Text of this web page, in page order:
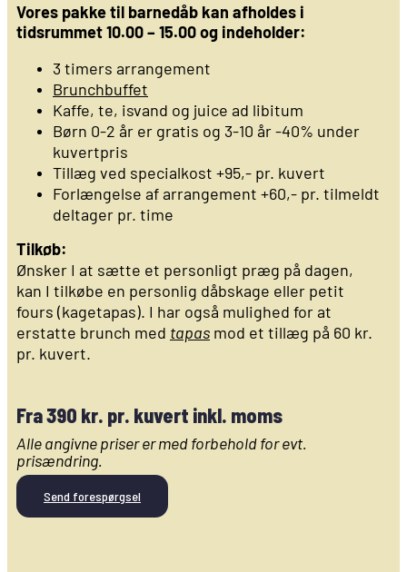
Vores pakke til barnedåb kan afholdes i
tidsrummet 10.00 – 15.00 og indeholder:
3 timers arrangement
Brunchbuffet
Kaffe, te, isvand og juice ad libitum
Børn 0-2 år er gratis og 3-10 år -40% under
kuvertpris
Tillæg ved specialkost +95,- pr. kuvert
Forlængelse af arrangement +60,- pr. tilmeldt
deltager pr. time
Tilkøb:
Ønsker I at sætte et personligt præg på dagen,
kan I tilkøbe en personlig dåbskage eller petit
fours (kagetapas). I har også mulighed for at
erstatte brunch med tapas mod et tillæg på 60 kr.
pr. kuvert.
Fra 390 kr. pr. kuvert inkl. moms
Alle angivne priser er med forbehold for evt.
prisændring.
Send forespørgsel